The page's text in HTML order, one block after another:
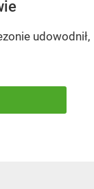
udowodnił,